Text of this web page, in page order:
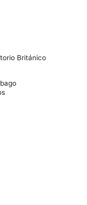
Británico